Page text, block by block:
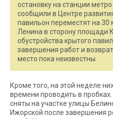
остановку на станции
сообщили в Центре
павильон переместят на 30
Ленина в сторону площади
обустройства крытого
завершения работ и
место пока неизвестны.
Кроме того, на этой неделе
времени проводить в
сняты на участке улицы
Ижорской после завершения